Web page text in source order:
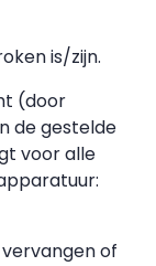
is/zijn.
(door
de gestelde
voor alle
of